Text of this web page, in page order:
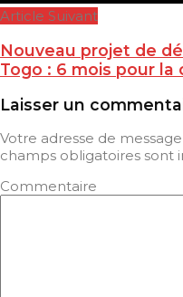
Article Suivant
Nouveau projet de
Togo : 6 mois pour
Laisser un
Votre adresse de
champs obligatoires sont
Commentaire